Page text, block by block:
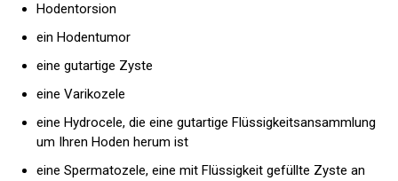
Hodentorsion
ein Hodentumor
eine gutartige Zyste
eine Varikozele
eine Hydrocele, die eine gutartige Flüssigkeitsansammlung
um Ihren Hoden herum ist
eine Spermatozele, eine mit Flüssigkeit gefüllte Zyste an